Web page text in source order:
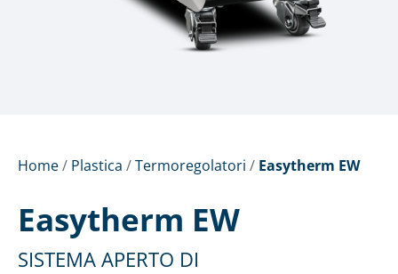
Home/ Plastica /Termoregolatori / Easytherm EW
Easytherm EW
SISTEMA APERTO DI